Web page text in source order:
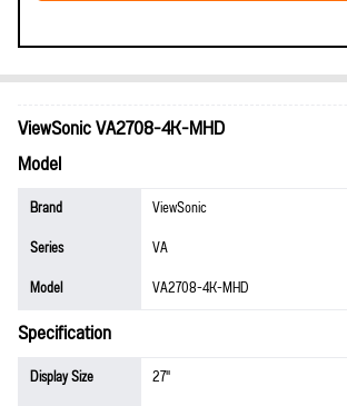
ViewSonic VA2708-4K-MHD
Model
Brand
ViewSonic
Series
VA
Model
VA2708-4K-MHD
Specification
Display Size
27"